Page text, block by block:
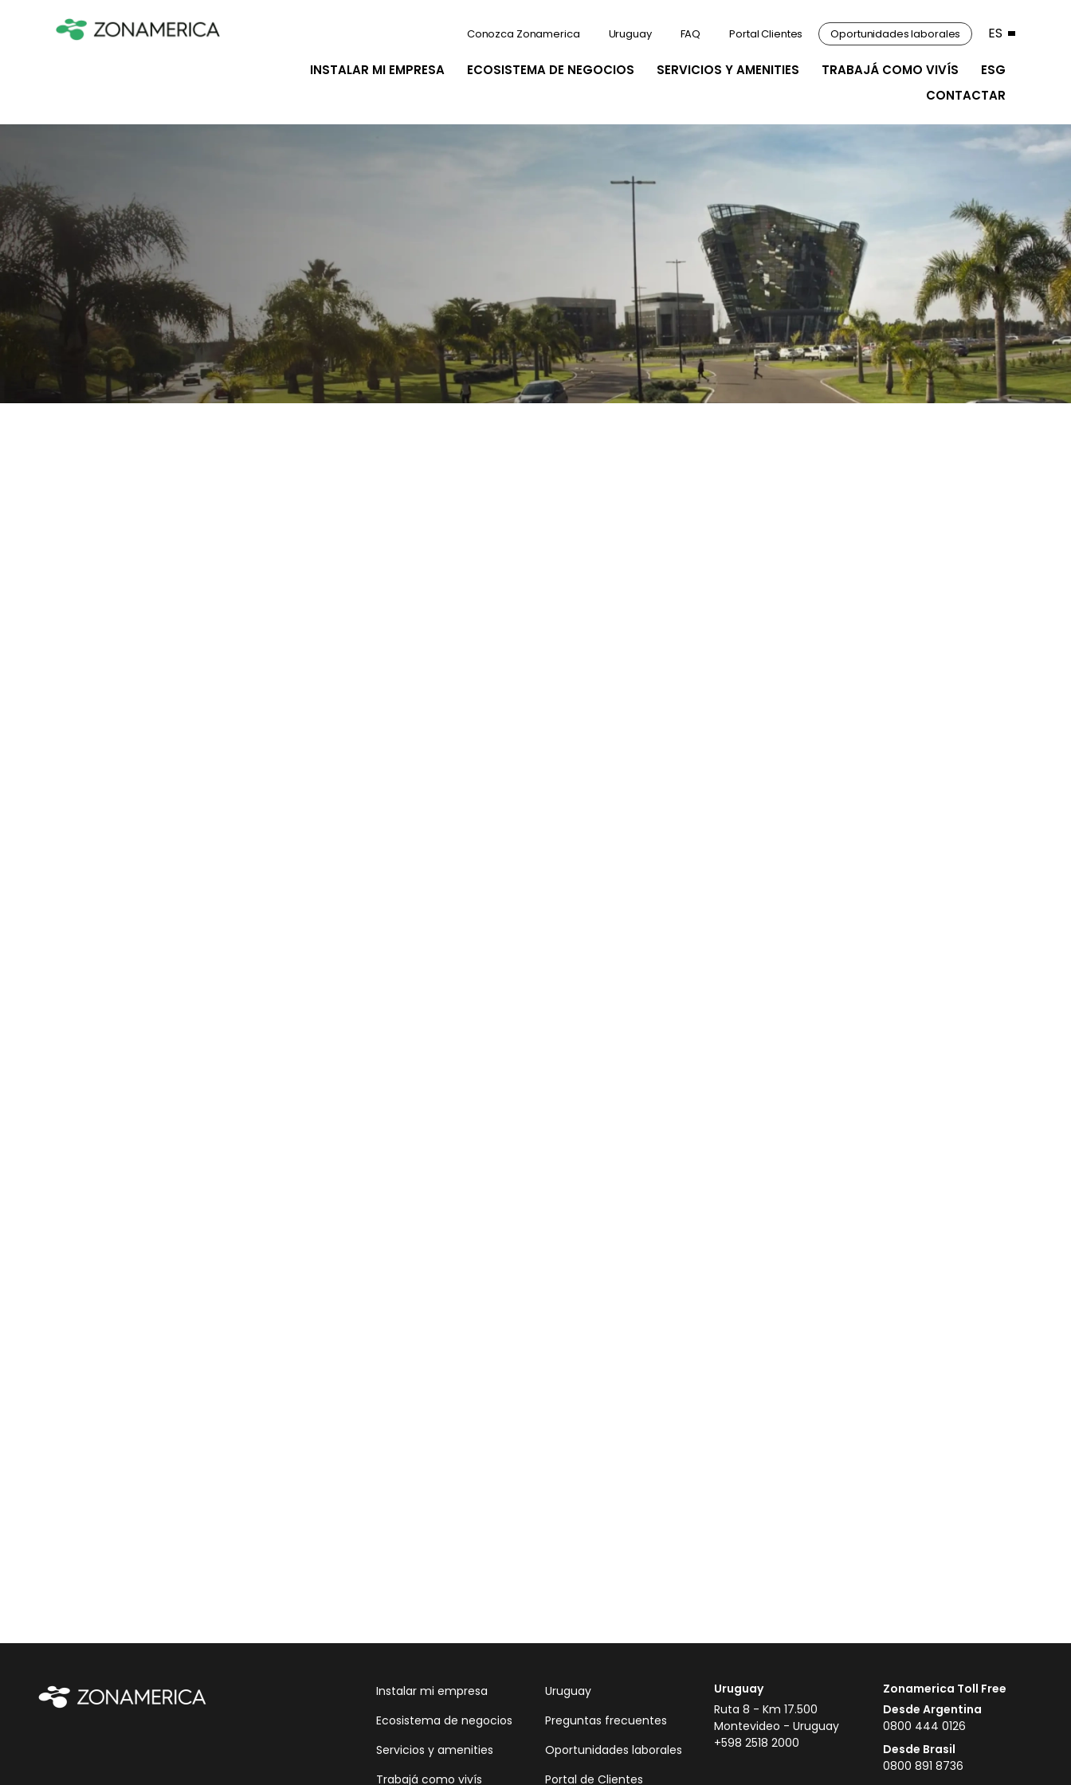
INSTALAR MI EMPRESA ECOSISTEMA DE NEGOCIOS SERVICIOS Y AMENITIES TRABAJÁ COMO VIVÍS
ESG
CONTACTAR
Conozca Zonamerica Uruguay FAQ Portal Clientes Oportunidades laborales ES
Instalar mi empresa
Ecosistema de negocios
Servicios y amenities
Trabajá como vivís
Uruguay
Preguntas frecuentes
Oportunidades laborales
Portal de Clientes
Uruguay
Ruta 8 - Km 17.500
Montevideo - Uruguay
+598 2518 2000
Zonamerica Toll Free
Desde Argentina
0800 444 0126
Desde Brasil
0800 891 8736